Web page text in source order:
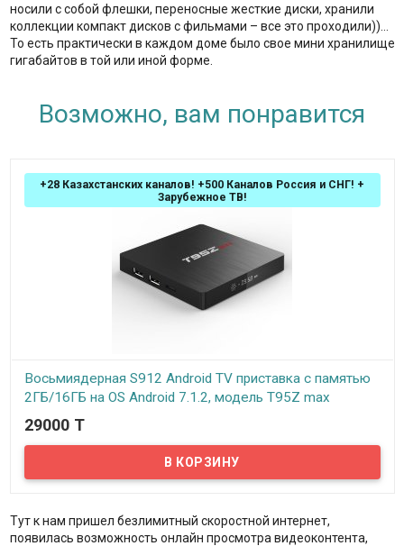
носили с собой флешки, переносные жесткие диски, хранили
коллекции компакт дисков с фильмами – все это проходили))…
То есть практически в каждом доме было свое мини хранилище
гигабайтов в той или иной форме.
Возможно, вам понравится
+28 Казахстанских каналов! +500 Каналов Россия и СНГ! +
Зарубежное ТВ!
Восьмиядерная S912 Android TV приставка с памятью
2ГБ/16ГБ на OS Android 7.1.2, модель T95Z max
In stock
Представляем вам безукоризненно мощную Android TV
приставку, которая позволит вам легко просматривать фильмы
в HD и 4К разрешении, играть в продвинутые 3D игры и испытать
29000 T
Тут к нам пришел безлимитный скоростной интернет,
появилась возможность онлайн просмотра видеоконтента,